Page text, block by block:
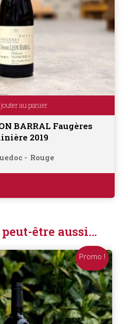
au panier
BARRAL Faugères
2019
Rouge
être aussi…
Promo !